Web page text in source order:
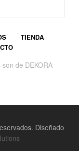
TIENDA
de DEKORA
Diseñado